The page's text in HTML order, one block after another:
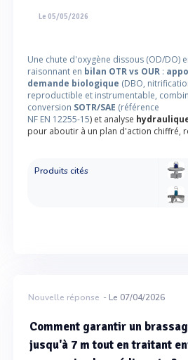
Le 05/05/2026
Une chute d'oxygène dissous (OD/DO)
raisonnant en bilan OTR vs OUR :
demande biologique (DBO,
reproductible et instrumentable,
conversion SOTR/SAE (référence
NF EN 12255-15) et analyse
pour aboutir à un plan d'action chiffré,
Produits cités
Nouvelle réponse - Le 07/04/2026
Comment garantir un
jusqu'à 7 m tout en traitant